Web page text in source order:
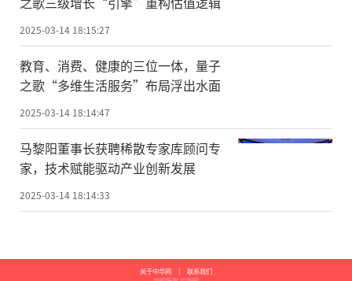
2025-03-14 18:15:27
教育、消费、健康的三位一体，量子
之歌“多维生活服务”布局浮出水面
2025-03-14 18:14:47
马黎阳董事长获聘稀散专家库顾问专
家，技术赋能驱动产业创新发展
2025-03-14 18:14:33
关于中华网 |
联系我们